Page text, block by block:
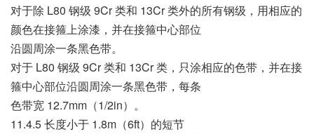
对于除 L80 钢级 9Cr 类和 13Cr 类外的所有钢级，用相应的
颜色在接箍上涂漆，并在接箍中心部位
沿圆周涂一条黑色带。
对于 L80 钢级 9Cr 类和 13Cr 类，只涂相应的色带，并在接
箍中心部位沿圆周涂一条黑色带，每条
色带宽 12.7mm（1/2in）。
11.4.5 长度小于 1.8m（6ft）的短节